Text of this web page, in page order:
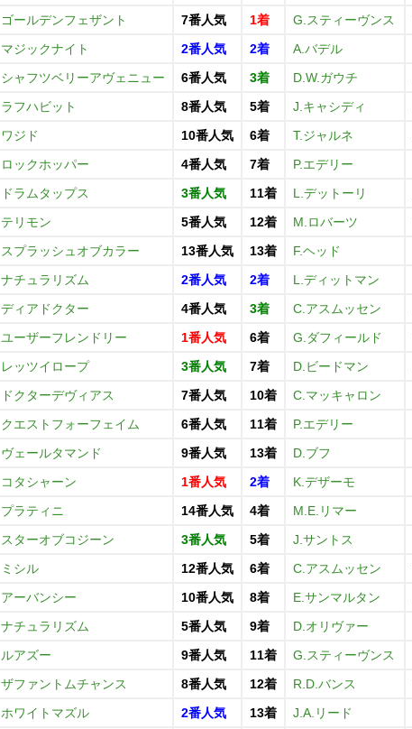
ゴールデンフェザント 7番人気 1着 G.スティーヴンス
マジックナイト 2番人気 2着 A.バデル
シャフツベリーアヴェニュー 6番人気 3着 D.W.ガウチ
ラフハビット 8番人気 5着 J.キャシディ
ワジド 10番人気 6着 T.ジャルネ
ロックホッパー 4番人気 7着 P.エデリー
ドラムタップス 3番人気 11着 L.デットーリ
テリモン 5番人気 12着 M.ロバーツ
スプラッシュオブカラー 13番人気 13着 F.ヘッド
ナチュラリズム 2番人気 2着 L.ディットマン
ディアドクター 4番人気 3着 C.アスムッセン
ユーザーフレンドリー 1番人気 6着 G.ダフィールド
レッツイロープ 3番人気 7着 D.ビードマン
ドクターデヴィアス 7番人気 10着 C.マッキャロン
クエストフォーフェイム 6番人気 11着 P.エデリー
ヴェールタマンド 9番人気 13着 D.ブフ
コタシャーン 1番人気 2着 K.デザーモ
プラティニ 14番人気 4着 M.E.リマー
スターオブコジーン 3番人気 5着 J.サントス
ミシル 12番人気 6着 C.アスムッセン
アーバンシー 10番人気 8着 E.サンマルタン
ナチュラリズム 5番人気 9着 D.オリヴァー
ルアズー 9番人気 11着 G.スティーヴンス
ザファントムチャンス 8番人気 12着 R.D.バンス
ホワイトマズル 2番人気 13着 J.A.リード